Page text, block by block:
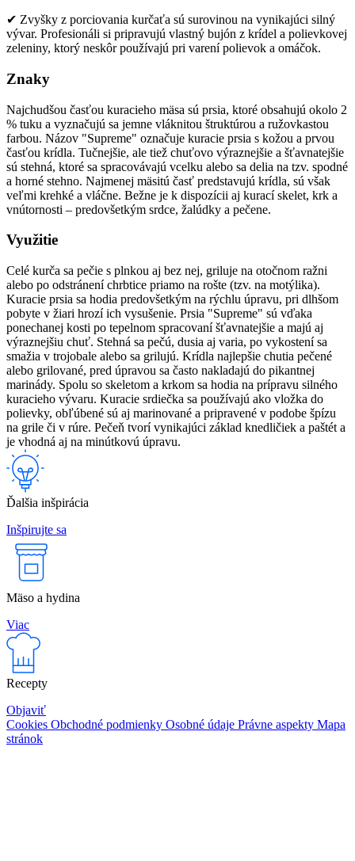
✔ Zvyšky z porciovania kurčaťa sú surovinou na vynikajúci silný
vývar. Profesionáli si pripravujú vlastný bujón z krídel a polievkovej
zeleniny, ktorý neskôr používajú pri varení polievok a omáčok.
Znaky
Najchudšou časťou kuracieho mäsa sú prsia, ktoré obsahujú okolo 2
% tuku a vyznačujú sa jemne vláknitou štruktúrou a ružovkastou
farbou. Názov "Supreme" označuje kuracie prsia s kožou a prvou
časťou krídla. Tučnejšie, ale tiež chuťovo výraznejšie a šťavnatejšie
sú stehná, ktoré sa spracovávajú vcelku alebo sa delia na tzv. spodné
a horné stehno. Najmenej mäsitú časť predstavujú krídla, sú však
veľmi krehké a vláčne. Bežne je k dispozícii aj kurací skelet, krk a
vnútornosti – predovšetkým srdce, žalúdky a pečene.
Využitie
Celé kurča sa pečie s plnkou aj bez nej, griluje na otočnom ražni
alebo po odstránení chrbtice priamo na rošte (tzv. na motýlika).
Kuracie prsia sa hodia predovšetkým na rýchlu úpravu, pri dlhšom
pobyte v žiari hrozí ich vysušenie. Prsia "Supreme" sú vďaka
ponechanej kosti po tepelnom spracovaní šťavnatejšie a majú aj
výraznejšiu chuť. Stehná sa pečú, dusia aj varia, po vykostení sa
smažia v trojobale alebo sa grilujú. Krídla najlepšie chutia pečené
alebo grilované, pred úpravou sa často nakladajú do pikantnej
marinády. Spolu so skeletom a krkom sa hodia na prípravu silného
kuracieho vývaru. Kuracie srdiečka sa používajú ako vložka do
polievky, obľúbené sú aj marinované a pripravené v podobe špízu
na grile či v rúre. Pečeň tvorí vynikajúci základ knedličiek a paštét a
je vhodná aj na minútkovú úpravu.
Ďalšia inšpirácia
Inšpirujte sa
Mäso a hydina
Viac
Recepty
Objaviť
Cookies Obchodné podmienky Osobné údaje Právne aspekty Mapa
stránok